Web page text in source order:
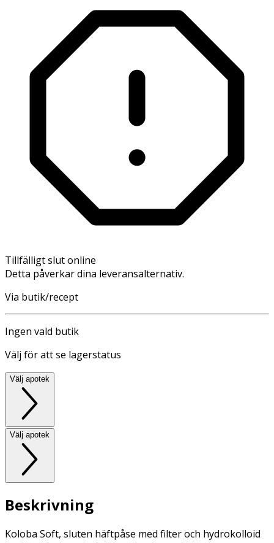
Tillfälligt slut online
Detta påverkar dina leveransalternativ.
Via butik/recept
Ingen vald butik
Välj för att se lagerstatus
Välj apotek
Välj apotek
Beskrivning
Koloba Soft, sluten häftpåse med filter och hydrokolloid